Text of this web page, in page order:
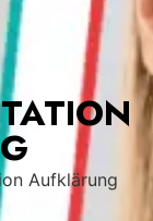
Aufklärung